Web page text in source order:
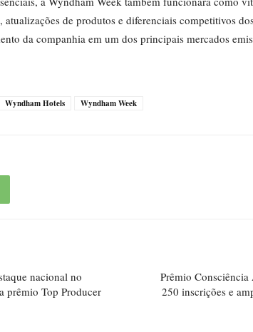
atualizações de produtos e diferenciais competitivos
da companhia em um dos principais mercados
Wyndham Hotels Wyndham Week
nacional no
prêmio Top Producer
Prêmio
250 inscrições e